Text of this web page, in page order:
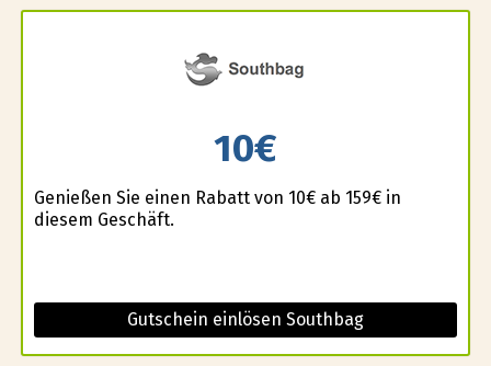
10€
Genießen Sie einen Rabatt von 10€ ab 159€ in
diesem Geschäft.
Gutschein einlösen Southbag